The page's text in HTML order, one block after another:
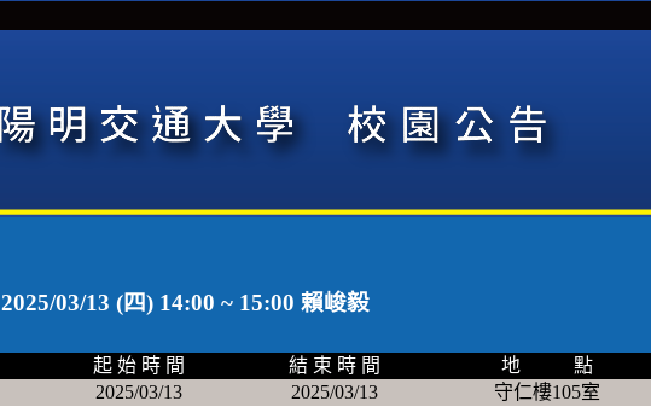
​03​/13 (四) 14:00 ~ 15:00 賴峻毅
起 始 時 間 結 束 時 間
地 點
2025/03/13 2025/03/13 守仁樓105室